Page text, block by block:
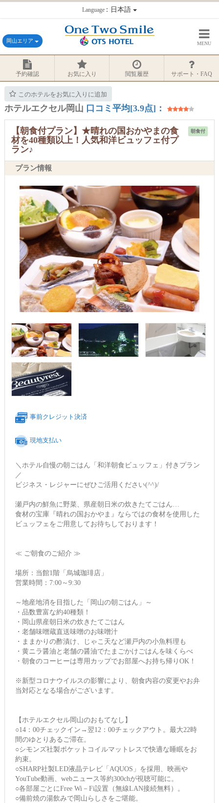
Language：日本語
岡山エリア MENU
予約確認 お気に入り 閲覧履歴 サポート・FAQ
このホテルをお気に入りに追加
ホテルエクセル岡山 口コミ平均[3.9点]：
朝食付
【朝食付プラン】★晴れの国おかやまの食
材を40種類以上！人気和洋ビュッフェ付プ
ラン♪
プラン情報
事前クレジット決済
現地支払い
＼ホテル自慢の朝ごはん「和洋朝食ビュッフェ」付きプラン
／
ビジネス・レジャーにぜひご活用ください(^^)/
瀬戸内の鮮魚に野菜、県産朝日米の炊きたてごはん…
食材の宝庫『晴れの国おかやま』ならではの食材を使用した
ビュッフェをご用意してお待ちしております！
≪ ご朝食のご紹介 ≫
場所：当館1階「烏城珈琲店」
営業時間：7:00～9:30
～地産地消を目指した「岡山の朝ごはん」～
・品数豊富な約40種類！
・岡山県産朝日米の炊きたてごはん
・老舗味噌蔵直送味噌のお味噌汁
・ままかりの酢漬け、じゃこ天など瀬戸内の小魚料理も
・黄ニラ醤油と老舗の醤油でたまごかけごはんを味くらべ
・朝食のコーヒーは専用カップでお部屋へお持ち帰りOK！
※新型コロナウイルスの影響により、朝食内容の変更やお弁
当対応となる場合がございます。
【ホテルエクセル岡山のおもてなし】
○14：00チェックイン→翌12：00チェックアウト。最大22時
間のゆとりあるご滞在。
○シモンズ社製ポケットコイルマットレスで快適な睡眠をお
約束。
○SHARP社製LED液晶テレビ「AQUOS」を採用、映画や
YouTube動画、webニュース等約300chが視聴可能に。
○各部屋ごとにFree Wi－Fi設置（無線LAN接続無料）。
○備前焼の湯飲みで岡山らしさをご堪能。